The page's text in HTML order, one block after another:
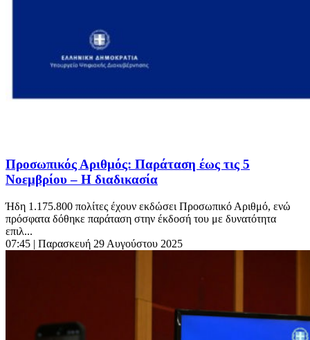
Προσωπικός Αριθμός: Παράταση έως τις 5
Νοεμβρίου – Η διαδικασία
Ήδη 1.175.800 πολίτες έχουν εκδώσει Προσωπικό Αριθμό, ενώ
πρόσφατα δόθηκε παράταση στην έκδοσή του με δυνατότητα
επιλ...
07:45 | Παρασκευή 29 Αυγούστου 2025